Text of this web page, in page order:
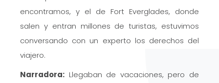
encontramos, y el de Fort Everglades, donde
salen y entran millones de turistas, estuvimos
conversando con un experto los derechos del
viajero.
Narradora: Llegaban de vacaciones, pero de